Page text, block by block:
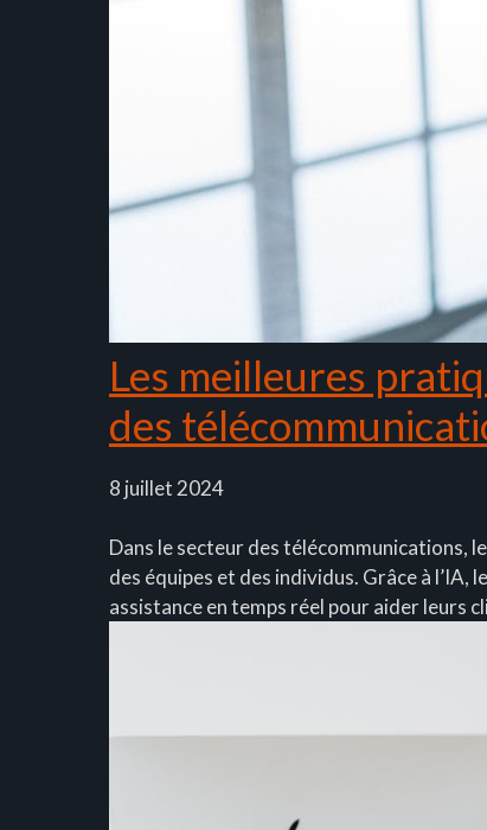
Les meilleures
des
8 juillet 2024
Dans le secteur des télécommunications,
des équipes et des individus. Grâce à l’IA,
assistance en temps réel pour aider leurs